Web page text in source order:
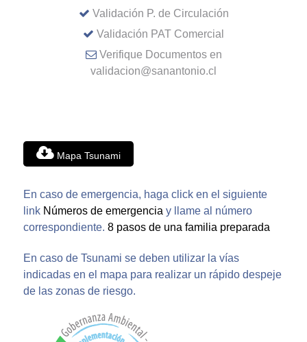
Validación P. de Circulación
Validación PAT Comercial
Verifique Documentos en
validacion@sanantonio.cl
Mapa Tsunami
En caso de emergencia, haga click en el siguiente
link Números de emergencia y llame al número
correspondiente. 8 pasos de una familia preparada
En caso de Tsunami se deben utilizar la vías
indicadas en el mapa para realizar un rápido despeje
de las zonas de riesgo.